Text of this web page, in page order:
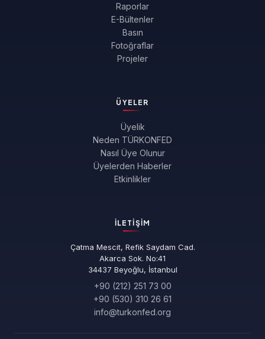
Raporlar
E-Bültenler
Basın
Fotoğraflar
Projeler
ÜYELER
Üyelik
Neden TÜRKONFED
Nasıl Üye Olunur
Üyelerden Haberler
Etkinlikler
İLETIŞIM
Çatma Mescit, Refik Saydam Cad.
Akarca Sok. No:41
34437 Beyoğlu, İstanbul
+90 (212) 251 73 00
+90 (530) 310 26 61
info@turkonfed.org